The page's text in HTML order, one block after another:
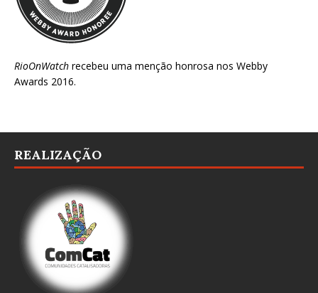
RioOnWatch recebeu uma menção honrosa nos Webby
Awards 2016.
REALIZAÇÃO